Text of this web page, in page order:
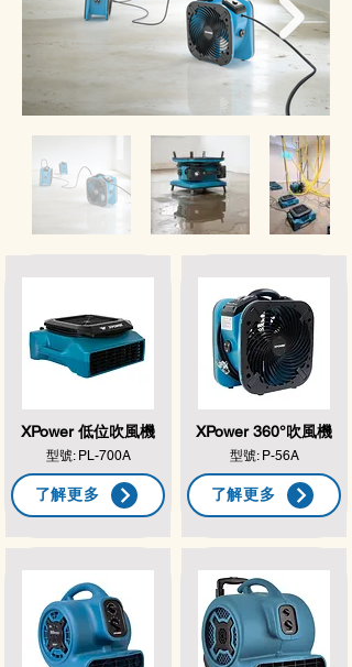
XPower低位吹風機
型號: PL-700A
了解更多
XPower360°吹風機
型號: P-56A
了解更多